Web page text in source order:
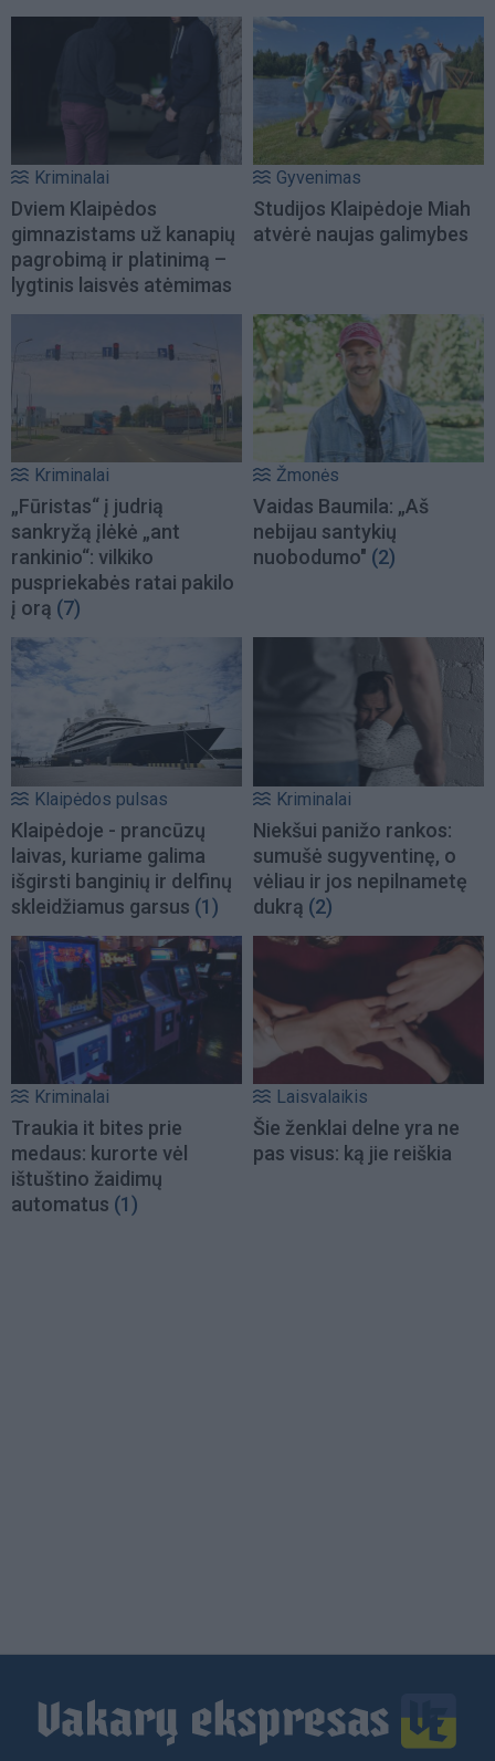
Kriminalai
Dviem Klaipėdos
gimnazistams už kanapių
pagrobimą ir platinimą –
lygtinis laisvės atėmimas
Gyvenimas
Studijos Klaipėdoje Miah
atvėrė naujas galimybes
Kriminalai
„Fūristas“ į judrią
sankryžą įlėkė „ant
rankinio“: vilkiko
puspriekabės ratai pakilo
į orą (7)
Žmonės
Vaidas Baumila: „Aš
nebijau santykių
nuobodumo" (2)
Klaipėdos pulsas
Klaipėdoje - prancūzų
laivas, kuriame galima
išgirsti banginių ir delfinų
skleidžiamus garsus (1)
Kriminalai
Niekšui panižo rankos:
sumušė sugyventinę, o
vėliau ir jos nepilnametę
dukrą (2)
Kriminalai
Traukia it bites prie
medaus: kurorte vėl
ištuštino žaidimų
automatus (1)
Laisvalaikis
Šie ženklai delne yra ne
pas visus: ką jie reiškia